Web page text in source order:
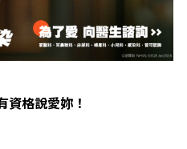
資格說愛妳！